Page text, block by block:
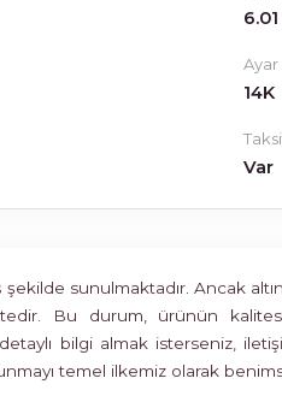
Ayar
14K
Var
sunulmaktadır. Ancak
Bu durum, ürünün
detaylı bilgi almak isterseniz,
temel ilkemiz olarak